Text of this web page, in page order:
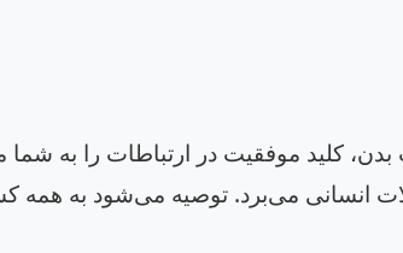
کلید موفقیت در ارتباطات را به
انسانی می‌برد. توصیه می‌شود به همه